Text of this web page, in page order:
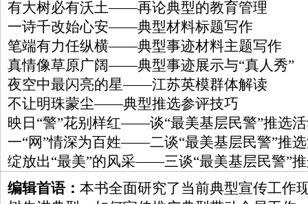
有大树必有沃土——再论典型的教育管理
一诗千改始心安——典型材料标题写作
笔端有力任纵横——典型事迹材料主题写作
真情像草原广阔——典型事迹展示与“真人秀”
夜空中最闪亮的星——江苏英模群体解读
不让明珠蒙尘——典型推选参评技巧
映日“警”花别样红——谈“最美基层民警”推选
一“网”情深为百姓——二谈“最美基层民警”推
绽放出“最美”的风采——三谈“最美基层民警”
编辑首语： 本书全面研究了当前典型宣传工作